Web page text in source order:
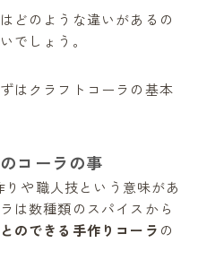
なコーラとして楽しむ
む
どのような違いがあるの
でしょう。
はクラフトコーラの基本
コーラの事
や職人技という意味があ
は数種類のスパイスから
のできる手作りコーラ の